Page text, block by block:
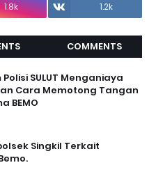
1.8k 1.2k
COMMENTS
SULUT Menganiaya
Cara Memotong Tangan
BEMO
Singkil Terkait